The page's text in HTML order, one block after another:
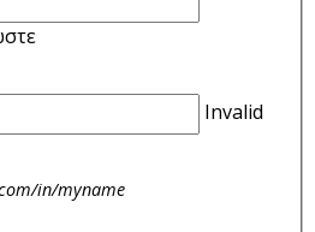
Invalid
in/myname